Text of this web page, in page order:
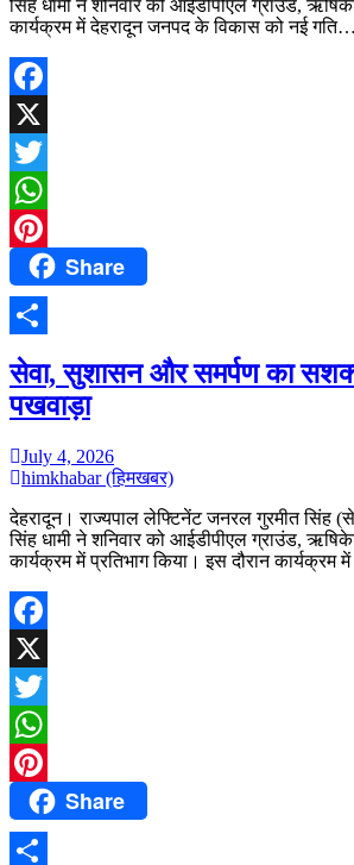
सिंह धामी ने शनिवार को आईडीपीएल ग्राउंड,
कार्यक्रम में देहरादून जनपद के विकास को नई गति…
Facebook
X
Twitter
WhatsApp
PinterestShare
Share
सेवा, सुशासन और समर्पण का
पखवाड़ा
July 4, 2026
himkhabar (हिमखबर)
देहरादून। राज्यपाल लेफ्टिनेंट जनरल गुरमीत सिंह
सिंह धामी ने शनिवार को आईडीपीएल ग्राउंड,
कार्यक्रम में प्रतिभाग किया। इस दौरान कार्यक्रम
Facebook
X
Twitter
WhatsApp
PinterestShare